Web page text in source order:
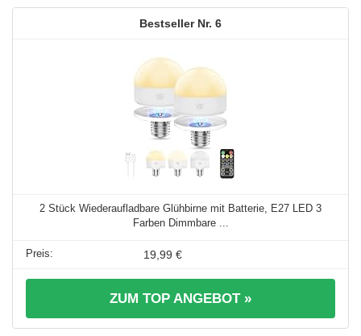
6
2 Stück Wiederaufladbare Glühbirne mit Batterie, E27 LED 3
Farben Dimmbare ...
19,99 €
ZUM TOP ANGEBOT »